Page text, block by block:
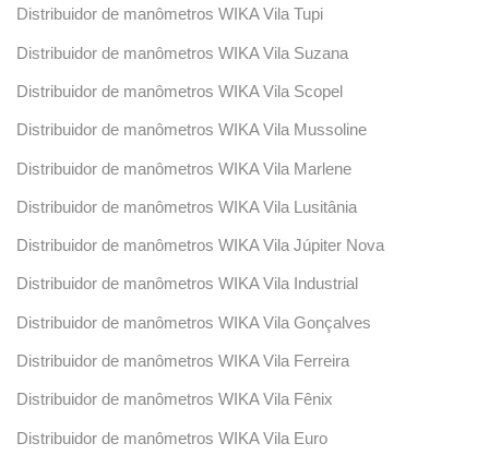
Distribuidor de manômetros WIKA Vila Tupi
Distribuidor de manômetros WIKA Vila Suzana
Distribuidor de manômetros WIKA Vila Scopel
Distribuidor de manômetros WIKA Vila Mussoline
Distribuidor de manômetros WIKA Vila Marlene
Distribuidor de manômetros WIKA Vila Lusitânia
Distribuidor de manômetros WIKA Vila Júpiter Nova
Distribuidor de manômetros WIKA Vila Industrial
Distribuidor de manômetros WIKA Vila Gonçalves
Distribuidor de manômetros WIKA Vila Ferreira
Distribuidor de manômetros WIKA Vila Fênix
Distribuidor de manômetros WIKA Vila Euro